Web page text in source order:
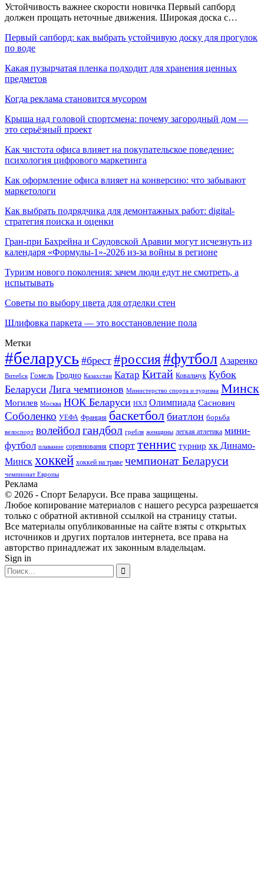
Устойчивость важнее скорости новичка Первый сапборд
должен прощать неточные движения. Широкая доска с…
Первый сапборд: как выбрать устойчивую доску для прогулок
по воде
Какая пузырчатая пленка подходит для хранения ценных
предметов
Когда реклама становится мусором
Крыша над головой спортсмена: почему загородный дом —
это серьёзный проект
Как чистота офиса влияет на покупательское поведение:
психология цифрового маркетинга
Как оформление офиса влияет на конверсию: что забывают
маркетологи
Как выбрать подрядчика для демонтажных работ: digital-
стратегия поиска и оценки
Гран-при Бахрейна и Саудовской Аравии могут исчезнуть из
календаря «Формулы-1»-2026 из-за войны в регионе
Туризм нового поколения: зачем люди едут не смотреть, а
испытывать
Советы по выбору цвета для отделки стен
Шлифовка паркета — это восстановление пола
Метки
#беларусь #брест #россия#футбол Азаренко
Витебск Гомель Гродно Казахстан Катар Китай Ковальчук Кубок
Беларуси Лига чемпионов Министерство спорта и туризма Минск
Могилев Москва НОК Беларуси НХЛ Олимпиада Саснович
Соболенко УЕФА Франция баскетбол биатлон борьба
велоспорт волейболгандбол гребля женщины легкая атлетика мини-
футбол плавание соревнования спорт теннис турнир хк Динамо-
Минск хоккей хоккей на траве чемпионат Беларуси
чемпионат Европы
Реклама
© 2026 - Спорт Беларуси. Все права защищены.
Любое копирование материалов с нашего ресурса разрешается
только с обратной активной ссылкой на страницу статьи.
Все материалы опубликованные на сайте взяты с открытых
источников и других порталов интернета, все права на
авторство принадлежат их законным владельцам.
Sign in